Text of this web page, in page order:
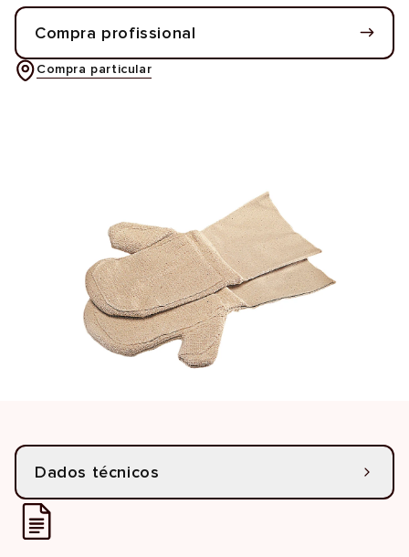
Compra profissional
Compra particular
Dados técnicos